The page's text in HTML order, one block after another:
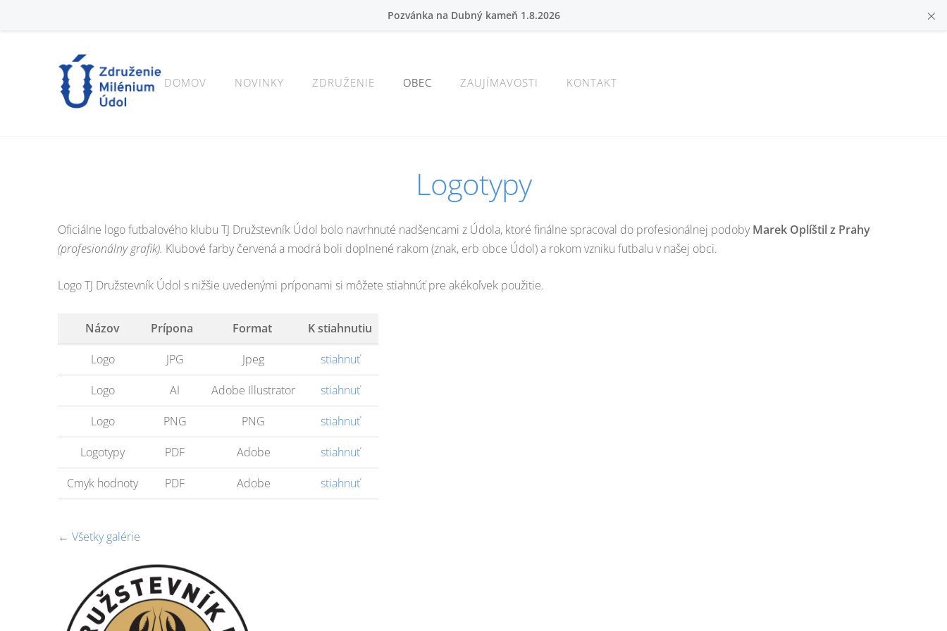
Pozvánka na Dubný kameň 1.8.2026 ×
DOMOV NOVINKY ZDRUŽENIE OBEC ZAUJÍMAVOSTI KONTAKT
Logotypy
Oficiálne logo futbalového klubu TJ Družstevník Údol bolo navrhnuté nadšencami z Údola, ktoré finálne spracoval do profesionálnej podobyMarek Oplíštil z Prahy
(profesionálny grafik). Klubové farby červená a modrá boli doplnené rakom (znak, erb obce Údol) a rokom vzniku futbalu v našej obci.
Logo TJ Družstevník Údol s nižšie uvedenými príponami si môžete stiahnúť pre akékoľvek použitie.
Názov Prípona Format
K stiahnutiu
Logo
JPG Jpeg
stiahnuť
Logo
AI Adobe Illustrator
stiahnuť
Logo
PNG PNG
stiahnuť
Logotypy
PDF Adobe
stiahnuť
Cmyk hodnoty
PDF Adobe stiahnuť
Všetky galérie